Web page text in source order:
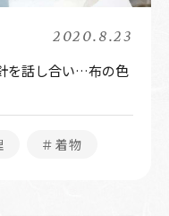
2020.8.23
を話し合い…布の色
＃着物